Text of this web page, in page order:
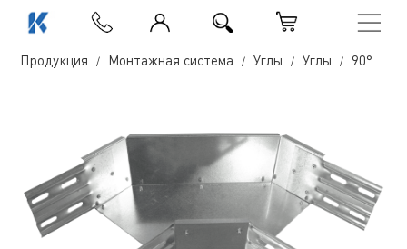
Продукция Монтажная система Углы Углы 90°